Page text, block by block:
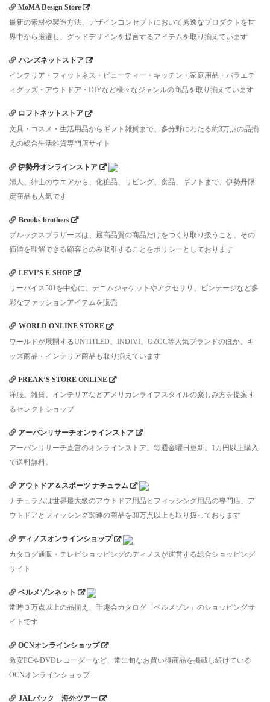
MoMA Design Store
最新の素材や製造方法、デザインコンセプトにおいて秀逸なプロダクトを世
界中から厳選し、グッドデザインを提言するアイテムを取り揃えています
ハンズネットストア
インテリア・フィットネス・ビューティー・キッチン・家庭用品・バラエテ
ィグッズ・アウトドア・DIYなど様々なジャンルの商品を取り揃えています
ロフトネットストア
文具・コスメ・生活用品からギフト雑貨まで、多分野にわたる約3万点の品揃
えの総合生活雑貨専門店サイト
伊勢丹オンラインストア
婦人、紳士のウエアから、化粧品、リビング、食品、ギフトまで、伊勢丹限
定商品も人気です
Brooks brothers
ブルックスブラザーズは、最高品質の商品だけをつくり取り扱うこと、その
価値を理解できる顧客とのみ取引することをポリシーとしております
LEVI’S E-SHOP
リーバイス501を中心に、デニムジャケットやアクセサリ、ビンテージなど多
彩なファッションアイテムを販売
WORLD ONLINE STORE
ワールドが展開するUNTITLED、INDIVI、OZOC等人気ブランドのほか、キ
ッズ商品・インテリア商品も取り揃えています
FREAK’S STORE ONLINE
洋服、雑貨、インテリアなどアメリカンライフスタイルの楽しみ方を提案す
るセレクトショップ
アーバンリサーチオンラインストア
アーバンリサーチ直営のオンラインストア。毎週金曜日更新。1万円以上購入
で送料無料。
アウトドア＆スポーツ ナチュラム
ナチュラムは世界最大級のアウトドア用品とフィッシング用品の専門店、ア
ウトドアとフィッシング関連の商品を30万点以上も取り扱っております
ディノスオンラインショップ
カタログ通販・テレビショッピングのディノスが運営する総合ショッピング
サイト
ベルメゾンネット
常時３万点以上の品揃え、千趣会カタログ「ベルメゾン」のショッピングサ
イトです
OCNオンラインショップ
激安PCやDVDレコーダーなど、常に旬なお買い得商品を掲載し続けている
OCNオンラインショップ
JALパック 海外ツアー